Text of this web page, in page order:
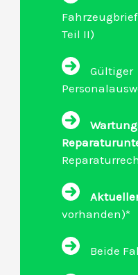
Teil II)
Gültiger
vorhanden)*
Beide